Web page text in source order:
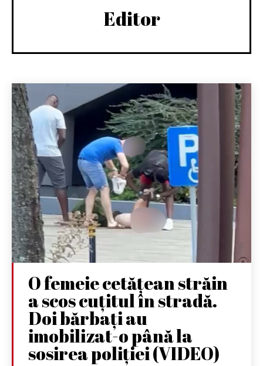
Editor
O femeie cetățean străin
a scos cuțitul în stradă.
Doi bărbați au
imobilizat-o până la
sosirea poliției (VIDEO)